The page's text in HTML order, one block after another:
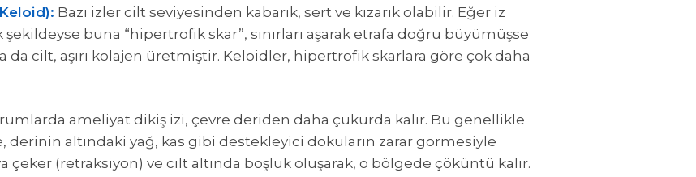
Bazı izler cilt seviyesinden kabarık, sert ve kızarık olabilir. Eğer iz
şekildeyse buna “hipertrofik skar”, sınırları aşarak etrafa doğru büyümüşse
da cilt, aşırı kolajen üretmiştir. Keloidler, hipertrofik skarlara göre çok daha
ameliyat dikiş izi, çevre deriden daha çukurda kalır. Bu genellikle
derinin altındaki yağ, kas gibi destekleyici dokuların zarar görmesiyle
çeker (retraksiyon) ve cilt altında boşluk oluşarak, o bölgede çöküntü kalır.